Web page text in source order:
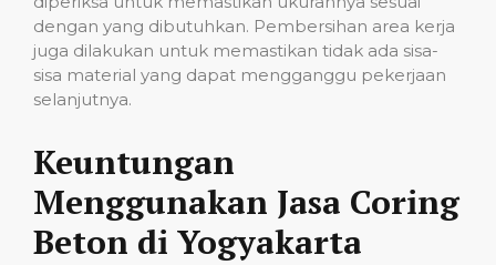
dengan yang dibutuhkan. Pembersihan area kerja
juga dilakukan untuk memastikan tidak ada sisa-
sisa material yang dapat mengganggu pekerjaan
selanjutnya.
Keuntungan
Menggunakan Jasa Coring
Beton di Yogyakarta